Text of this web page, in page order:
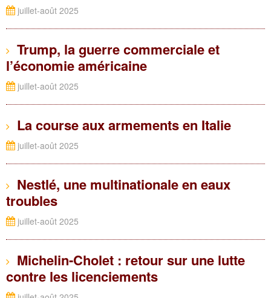
juillet-août 2025
Trump, la guerre commerciale et
l’économie américaine
juillet-août 2025
La course aux armements en Italie
juillet-août 2025
Nestlé, une multinationale en eaux
troubles
juillet-août 2025
Michelin-Cholet : retour sur une lutte
contre les licenciements